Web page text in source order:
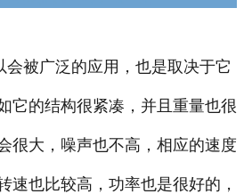
被广泛的应用，也是取决于它
它的结构很紧凑，并且重量也很
很大，噪声也不高，相应的速度
速也比较高，功率也是很好的，